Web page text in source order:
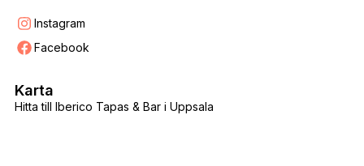
Instagram
Facebook
Hitta till Iberico Tapas & Bar i Uppsala
Karta